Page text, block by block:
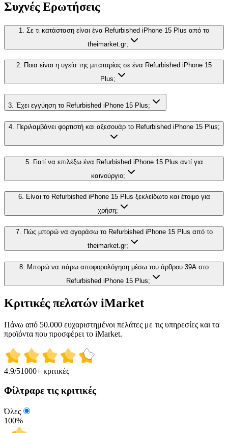
Συχνές Ερωτήσεις
1. Σε τι κατάσταση είναι ένα Refurbished iPhone 15 Plus από το
theimarket.gr;
2. Ποια είναι η υγεία της μπαταρίας σε ένα Refurbished iPhone 15
Plus;
3. Έχει εγγύηση το Refurbished iPhone 15 Plus;
4. Περιλαμβάνει φορτιστή και αξεσουάρ το Refurbished iPhone 15 Plus;
5. Γιατί να επιλέξω ένα Refurbished iPhone 15 Plus αντί για
καινούργιο;
6. Είναι το Refurbished iPhone 15 Plus ξεκλείδωτο και έτοιμο για
χρήση;
7. Πώς μπορώ να αγοράσω το Refurbished iPhone 15 Plus από το
theimarket.gr;
8. Μπορώ να πάρω αποφορολόγηση μέσω του άρθρου 39Α στο
Refurbished iPhone 15 Plus;
Κριτικές πελατών iMarket
Πάνω από 50.000 ευχαριστημένοι πελάτες με τις υπηρεσίες και τα
προϊόντα που προσφέρει το iMarket.
4.9/51000+ κριτικές
Φίλτραρε τις κριτικές
Όλες
100%